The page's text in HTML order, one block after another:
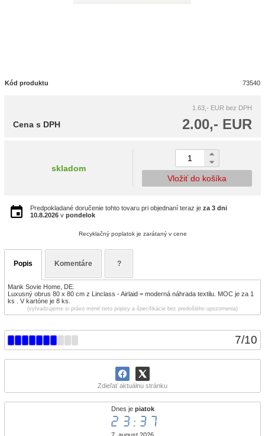
7/10
Zdieľať aktuálnu stránku
Dnes je piatok
23:37
Kód produktu 73540
1.63,- EUR bez DPH
2.00,- EUR
Cena s DPH
skladom
Vložiť do košíka
Predpokladané doručenie tohto tovaru pri objednaní teraz je za 3 dni
10.8.2026 v pondelok
Recyklačný poplatok je zarátaný v cene
Popis Komentáre ?
Mank Sovie Home, DE.
Luxusný obrus 80 x 80 cm z Linclass - Airlaid = moderná náhrada textilu. MOC je za 1
ks . V kartóne je 8 ks.
(vyhradzujeme si právo meniť tieto popisy a špecifikácie bez predošlého upozornenia)